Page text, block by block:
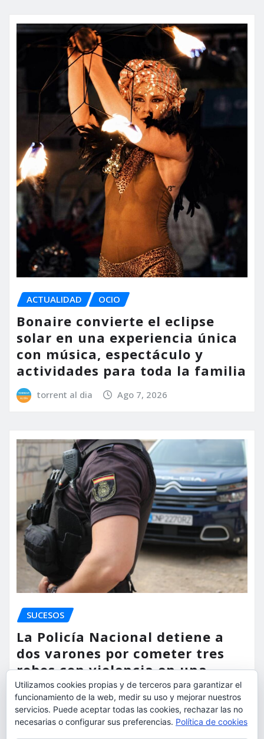
ACTUALIDAD OCIO
Bonaire convierte el eclipse
solar en una experiencia única
con música, espectáculo y
actividades para toda la familia
torrent al dia Ago 7, 2026
SUCESOS
La Policía Nacional detiene a
dos varones por cometer tres
robos con violencia en una
misma mañana
torrent al dia Ago 7, 2026
Utilizamos cookies propias y de terceros para garantizar el
funcionamiento de la web, medir su uso y mejorar nuestros
servicios. Puede aceptar todas las cookies, rechazar las no
necesarias o configurar sus preferencias. Política de cookies